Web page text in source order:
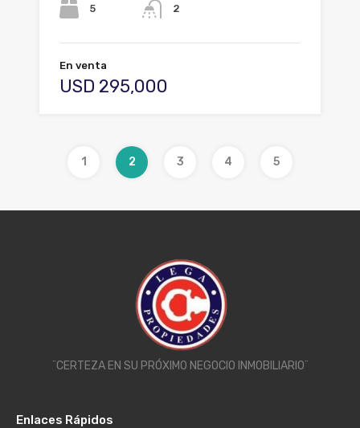
5 2
En venta
USD 295,000
1 2 3 4 5
¨CERTEZA EN SU PRÓXIMO NEGOCIO INMOBILIARIO¨
Enlaces Rápidos